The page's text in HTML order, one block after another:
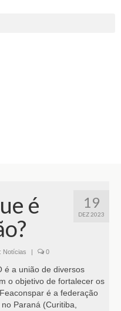
19
DEZ 2023
é
Notícias | 0
é a união de diversos
o objetivo de fortalecer os
é a federação
Paraná (Curitiba,